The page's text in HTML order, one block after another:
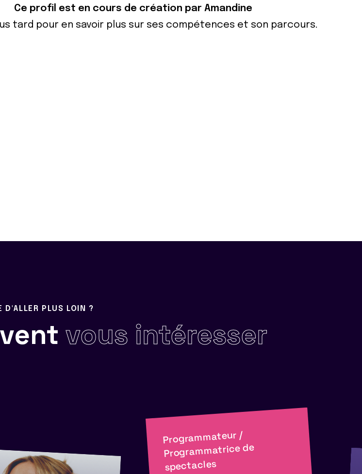
Ce profil est en cours de création par Amandine
tard pour en savoir plus sur ses compétences et son parcours.
D'ALLER PLUS LOIN ?
vous intéresser
Programmateur /
Programmatrice de
spectacles